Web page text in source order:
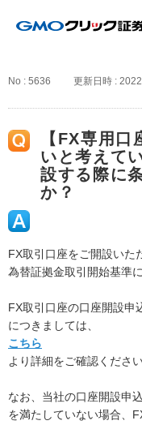
No : 5636 更新日時 :
【FX専用
いと考えて
設する際に
か？
FX取引口座をご開設いた
為替証拠金取引開始基準
FX取引口座の口座開設申
につきましては、
こちら
より詳細をご確認くださ
なお、当社の口座開設申
を満たしていない場合、